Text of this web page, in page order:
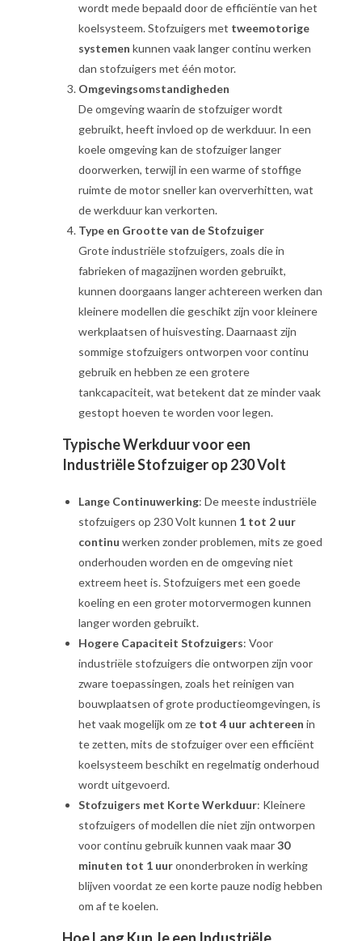
wordt mede bepaald door de efficiëntie van het
koelsysteem. Stofzuigers met tweemotorige
systemen kunnen vaak langer continu werken
dan stofzuigers met één motor.
Omgevingsomstandigheden
De omgeving waarin de stofzuiger wordt
gebruikt, heeft invloed op de werkduur. In een
koele omgeving kan de stofzuiger langer
doorwerken, terwijl in een warme of stoffige
ruimte de motor sneller kan oververhitten, wat
de werkduur kan verkorten.
Type en Grootte van de Stofzuiger
Grote industriële stofzuigers, zoals die in
fabrieken of magazijnen worden gebruikt,
kunnen doorgaans langer achtereen werken dan
kleinere modellen die geschikt zijn voor kleinere
werkplaatsen of huisvesting. Daarnaast zijn
sommige stofzuigers ontworpen voor continu
gebruik en hebben ze een grotere
tankcapaciteit, wat betekent dat ze minder vaak
gestopt hoeven te worden voor legen.
Typische Werkduur voor een
Industriële Stofzuiger op 230 Volt
Lange Continuwerking: De meeste industriële
stofzuigers op 230 Volt kunnen 1 tot 2 uur
continu werken zonder problemen, mits ze goed
onderhouden worden en de omgeving niet
extreem heet is. Stofzuigers met een goede
koeling en een groter motorvermogen kunnen
langer worden gebruikt.
Hogere Capaciteit Stofzuigers: Voor
industriële stofzuigers die ontworpen zijn voor
zware toepassingen, zoals het reinigen van
bouwplaatsen of grote productieomgevingen, is
het vaak mogelijk om ze tot 4 uur achtereen in
te zetten, mits de stofzuiger over een efficiënt
koelsysteem beschikt en regelmatig onderhoud
wordt uitgevoerd.
Stofzuigers met Korte Werkduur: Kleinere
stofzuigers of modellen die niet zijn ontworpen
voor continu gebruik kunnen vaak maar30
minuten tot 1 uurononderbroken in werking
blijven voordat ze een korte pauze nodig hebben
om af te koelen.